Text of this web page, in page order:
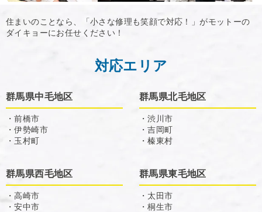
住まいのことなら、「小さな修理も笑顔で対応！」がモットーの
ダイキョーにお任せください！
対応エリア
群馬県中毛地区
・前橋市
・伊勢崎市
・玉村町
群馬県北毛地区
・渋川市
・吉岡町
・榛東村
群馬県西毛地区
・高崎市
・安中市
群馬県東毛地区
・太田市
・桐生市